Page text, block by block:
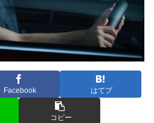
Facebook はてブ
コピー